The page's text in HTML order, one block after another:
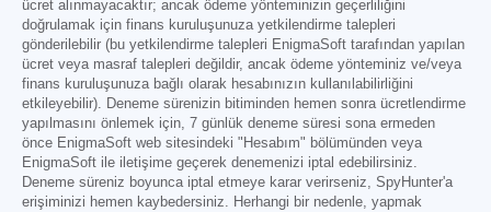
ücret alınmayacaktır; ancak ödeme yönteminizin geçerliliğini
doğrulamak için finans kuruluşunuza yetkilendirme talepleri
gönderilebilir (bu yetkilendirme talepleri EnigmaSoft tarafından yapılan
ücret veya masraf talepleri değildir, ancak ödeme yönteminiz ve/veya
finans kuruluşunuza bağlı olarak hesabınızın kullanılabilirliğini
etkileyebilir). Deneme sürenizin bitiminden hemen sonra ücretlendirme
yapılmasını önlemek için, 7 günlük deneme süresi sona ermeden
önce EnigmaSoft web sitesindeki "Hesabım" bölümünden veya
EnigmaSoft ile iletişime geçerek denemenizi iptal edebilirsiniz.
Deneme süreniz boyunca iptal etmeye karar verirseniz, SpyHunter'a
erişiminizi hemen kaybedersiniz. Herhangi bir nedenle, yapmak